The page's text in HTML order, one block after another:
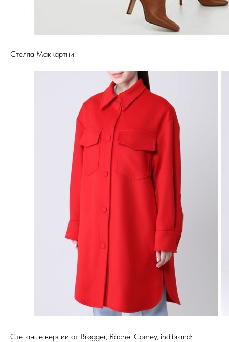
Стелла Маккартни:
Стеганые версии от Brøgger, Rachel Comey, indibrand: